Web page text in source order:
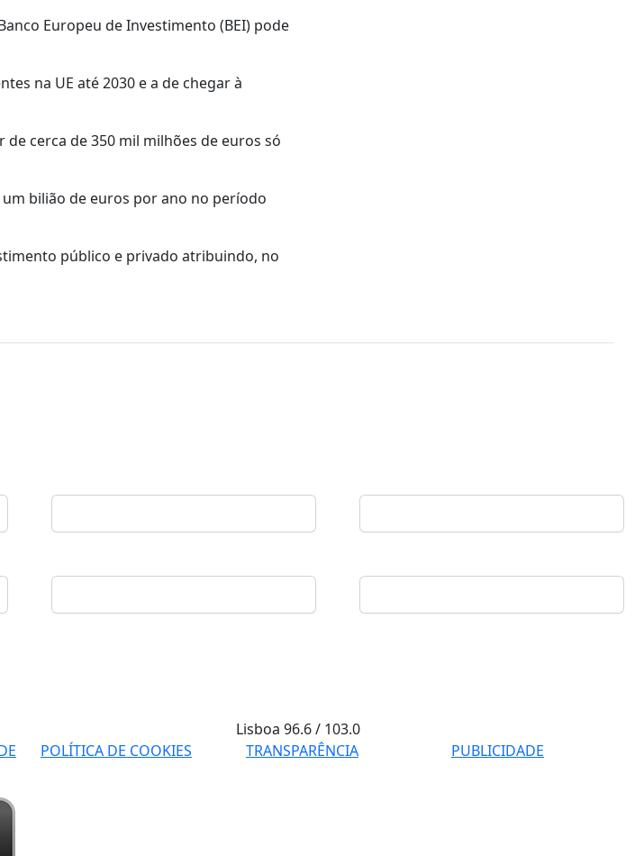
Europeu de Investimento (BEI) pode
na UE até 2030 e a de chegar à
cerca de 350 mil milhões de euros só
um bilião de euros por ano no período
público e privado atribuindo, no
Lisboa96.6 / 103.0
POLÍTICA DE COOKIES TRANSPARÊNCIA
PUBLICIDADE